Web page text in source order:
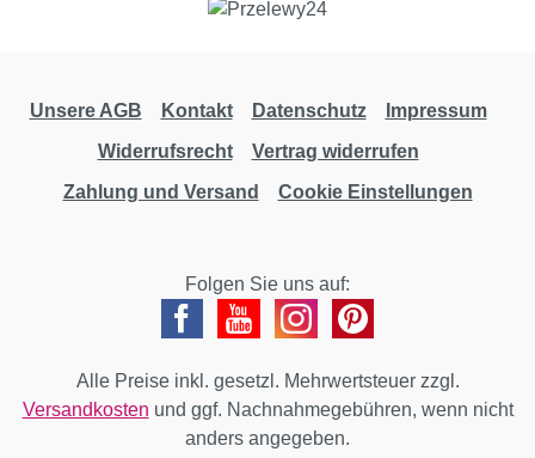
Unsere AGB Kontakt Datenschutz
Impressum
Widerrufsrecht
Vertrag widerrufen
Zahlung und Versand
Cookie Einstellungen
Folgen Sie uns auf:
Alle Preise inkl. gesetzl. Mehrwertsteuer zzgl.
Versandkosten und ggf. Nachnahmegebühren, wenn nicht
anders angegeben.